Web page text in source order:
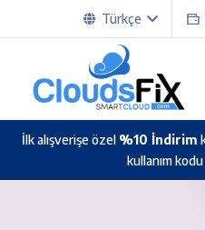
Türkçe
İlk alışverişe özel %10 İndirim
kullanım kodu